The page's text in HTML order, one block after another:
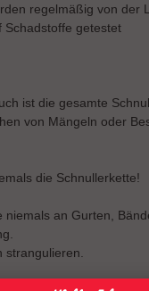
regelmäßig von der
Schadstoffe getestet
ist die gesamte
von Mängeln oder
die Schnullerkette!
niemals an Gurten,
strangulieren.